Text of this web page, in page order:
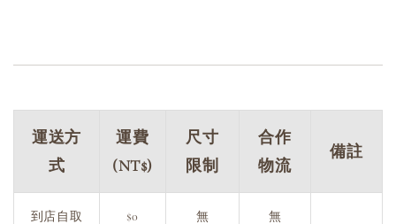
運送方
式
運費
(NT$)
尺寸
限制
合作
物流
備註
到店自取 $0 無 無